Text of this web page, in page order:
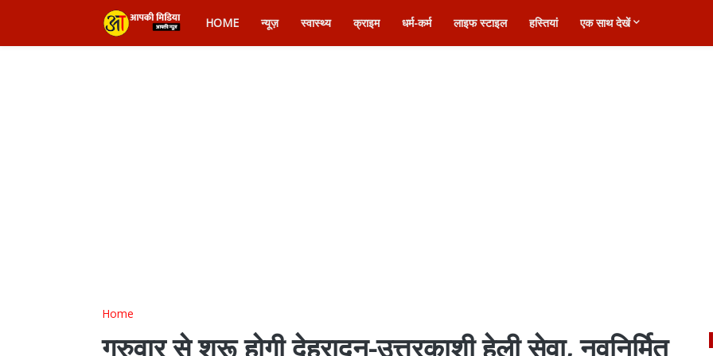
HOME न्यूज़ स्वास्थ्य क्राइम धर्म-कर्म लाइफ स्टाइल हस्तियां एक साथ देखें
Home
गुरुवार से शुरू होगी देहरादून-उत्तरकाशी हेली सेवा, नवनिर्मित